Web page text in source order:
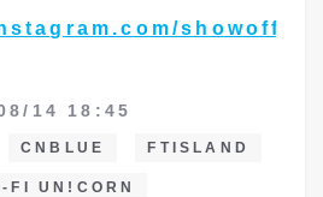
14 18:45
CNBLUE FTISLAND
FI UN!CORN